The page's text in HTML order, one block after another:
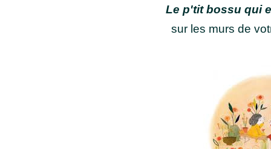
Le p'tit bossu qui
sur les murs de